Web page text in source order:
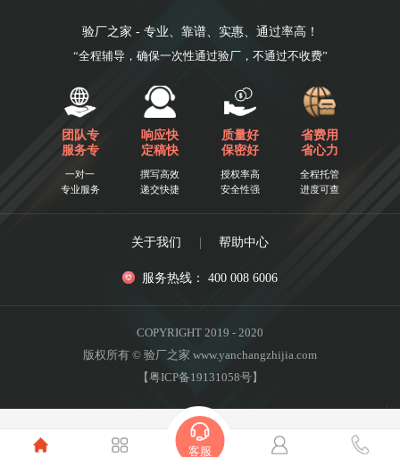
客服
验厂之家 - 专业、靠谱、实惠、通过率高！
“全程辅导，确保一次性通过验厂，不通过不收费”
团队专
服务专
一对一
专业服务
响应快
定稿快
撰写高效
递交快捷
质量好
保密好
授权率高
安全性强
省费用
省心力
全程托管
进度可查
关于我们 | 帮助中心
服务热线： 400 008 6006
COPYRIGHT 2019 - 2020
版权所有 © 验厂之家 www.yanchangzhijia.com
【粤ICP备19131058号】